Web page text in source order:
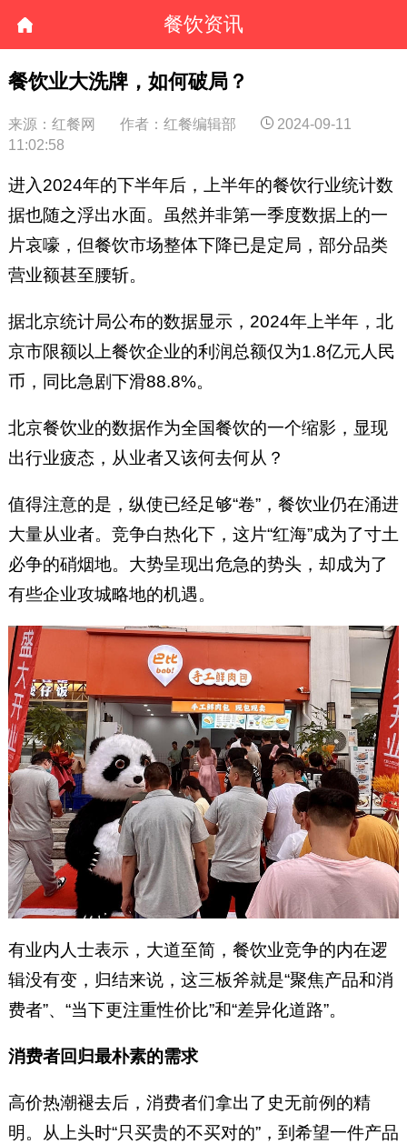
餐饮资讯
餐饮业大洗牌，如何破局？
来源：红餐网 作者：红餐编辑部
2024-09-11
11:02:58
进入2024年的下半年后，上半年的餐饮行业统计数
据也随之浮出水面。虽然并非第一季度数据上的一
片哀嚎，但餐饮市场整体下降已是定局，部分品类
营业额甚至腰斩。
据北京统计局公布的数据显示，2024年上半年，北
京市限额以上餐饮企业的利润总额仅为1.8亿元人民
币，同比急剧下滑88.8%。
北京餐饮业的数据作为全国餐饮的一个缩影，显现
出行业疲态，从业者又该何去何从？
值得注意的是，纵使已经足够“卷”，餐饮业仍在涌进
大量从业者。竞争白热化下，这片“红海”成为了寸土
必争的硝烟地。大势呈现出危急的势头，却成为了
有些企业攻城略地的机遇。
有业内人士表示，大道至简，餐饮业竞争的内在逻
辑没有变，归结来说，这三板斧就是“聚焦产品和消
费者”、“当下更注重性价比”和“差异化道路”。
消费者回归最朴素的需求
高价热潮褪去后，消费者们拿出了史无前例的精
明。从上头时“只买贵的不买对的”，到希望一件产品